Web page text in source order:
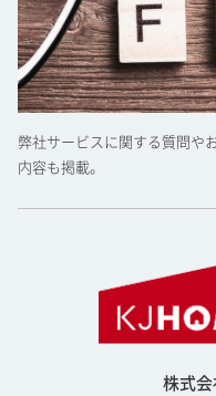
弊社サービスに関する質問や
内容も掲載。
株式